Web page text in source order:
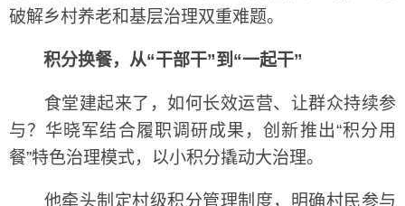
破解乡村养老和基层治理双重难题。
积分换餐，从“干部干”到“一起干”
食堂建起来了，如何长效运营、让群众持续参
与？华晓军结合履职调研成果，创新推出“积分用
餐”特色治理模式，以小积分撬动大治理。
他牵头制定村级积分管理制度，明确村民参与